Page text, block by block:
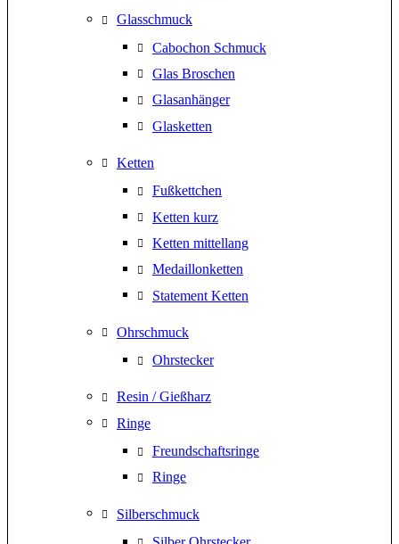
Glasschmuck
Cabochon Schmuck
Glas Broschen
Glasanhänger
Glasketten
Ketten
Fußkettchen
Ketten kurz
Ketten mittellang
Medaillonketten
Statement Ketten
Ohrschmuck
Ohrstecker
Resin / Gießharz
Ringe
Freundschaftsringe
Ringe
Silberschmuck